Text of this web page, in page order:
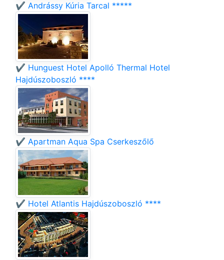
✔️ Andrássy Kúria Tarcal *****
✔️ Hunguest Hotel Apolló Thermal Hotel
Hajdúszoboszló ****
✔️ Apartman Aqua Spa Cserkeszőlő
✔️ Hotel Atlantis Hajdúszoboszló ****